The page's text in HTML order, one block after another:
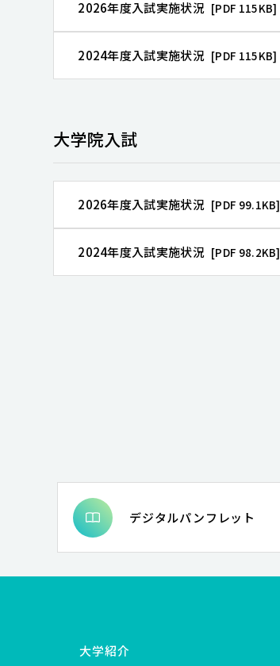
2026年度入試実施状況 [PDF 115KB]
2024年度入試実施状況 [PDF 115KB]
大学院入試
2026年度入試実施状況 [PDF 99.1KB]
2024年度入試実施状況 [PDF 98.2KB]
デジタルパンフレット
大学紹介